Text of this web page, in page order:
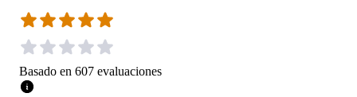
Basado en 607 evaluaciones